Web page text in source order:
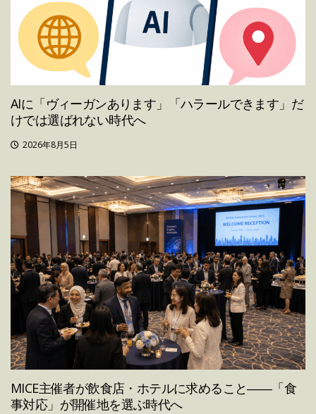
AIに「ヴィーガンあります」「ハラールできます」だ
けでは選ばれない時代へ
2026年8月5日
MICE主催者が飲食店・ホテルに求めること――「食
事対応」が開催地を選ぶ時代へ